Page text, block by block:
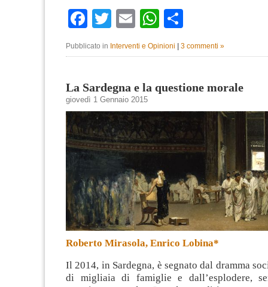
Facebook
TwitterEmailWhatsApp
Pubblicato in Interventi e Opinioni 3 commenti »
La Sardegna e la questione morale
giovedì 1 Gennaio 2015
Roberto Mirasola, Enrico Lobina*
Il 2014, in Sardegna, è segnato dal dramma
di migliaia di famiglie e dall’esplodere,